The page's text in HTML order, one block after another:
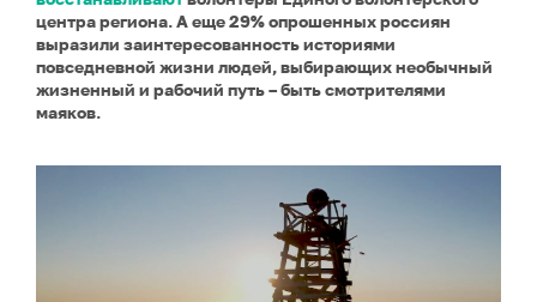
центра региона. А еще 29% опрошенных россиян
выразили заинтересованность историями
повседневной жизни людей, выбирающих необычный
жизненный и рабочий путь – быть смотрителями
маяков.